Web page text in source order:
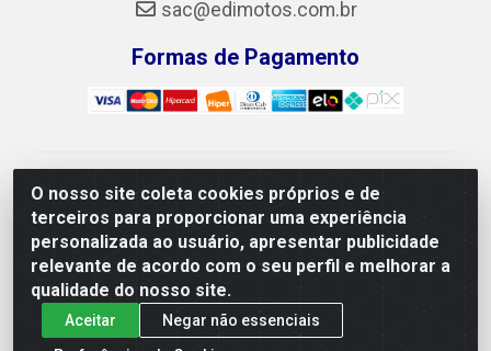
O nosso site coleta cookies próprios e de
terceiros para proporcionar uma experiência
personalizada ao usuário, apresentar publicidade
relevante de acordo com o seu perfil e melhorar a
qualidade do nosso site.
Aceitar
Negar não essenciais
sac@edimotos.com.br
Formas de Pagamento
Edimotos Edilson Martins do Prado Ferraz LTDA - CNPJ
06.184.828/0001-23 - Rua Libano, 255, L-1,
Jd.guanabara - Felicia, Vitória da Conquista/BA - CEP
45055-225